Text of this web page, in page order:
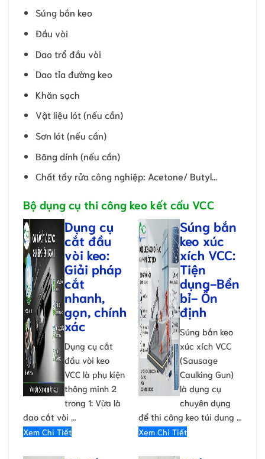
Súng bắn keo
Đầu vòi
Dao trổ đầu vòi
Dao tỉa đường keo
Khăn sạch
Vật liệu lót (nếu cần)
Sơn lót (nếu cần)
Băng dính (nếu cần)
Chất tẩy rửa công nghiệp: Acetone/ Butyl…
Bộ dụng cụ thi công keo kết cấu VCC
Dụng cụ
cắt đầu
vòi keo:
Giải pháp
cắt
nhanh,
gọn, chính
xác
Dụng cụ cắt
đầu vòi keo
VCC là phụ kiện
thông minh 2
trong 1: Vừa là
dao cắt vòi …
Xem Chi Tiết
Súng bắn
keo xúc
xích VCC:
Tiện
dụng-Bền
bỉ- Ổn
định
Súng bắn keo
xúc xích VCC
(Sausage
Caulking Gun)
là dụng cụ
chuyên dụng
để thi công keo túi dung …
Xem Chi Tiết